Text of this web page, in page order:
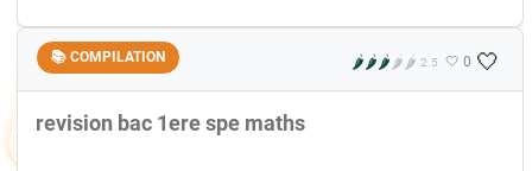
📚 COMPILATION 🌶️🌶️🌶️ 🌶️ 🌶️ 2.5 🤍 0 🤍
revision bac 1ere spe maths